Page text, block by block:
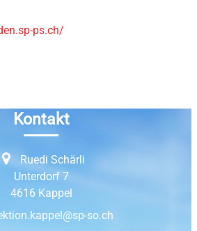
ps.ch/
Kontakt
Ruedi Schärli
Unterdorf 7
4616 Kappel
so.ch